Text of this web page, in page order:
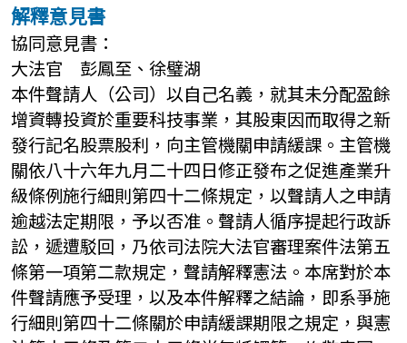
解釋意見書
協同意見書：
大法官 彭鳳至、徐璧湖
本件聲請人（公司）以自己名義，就其未分配盈餘
增資轉投資於重要科技事業，其股東因而取得之新
發行記名股票股利，向主管機關申請緩課。主管機
關依八十六年九月二十四日修正發布之促進產業升
級條例施行細則第四十二條規定，以聲請人之申請
逾越法定期限，予以否准。聲請人循序提起行政訴
訟，遞遭駁回，乃依司法院大法官審理案件法第五
條第一項第二款規定，聲請解釋憲法。本席對於本
件聲請應予受理，以及本件解釋之結論，即系爭施
行細則第四十二條關於申請緩課期限之規定，與憲